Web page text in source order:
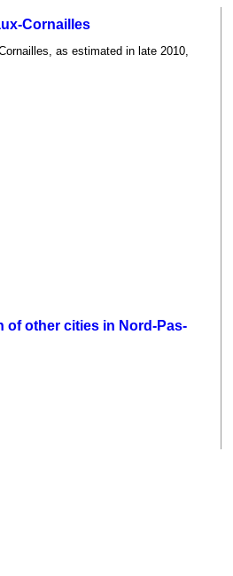
Cornailles
as estimated in late 2010,
of other cities in Nord-Pas-